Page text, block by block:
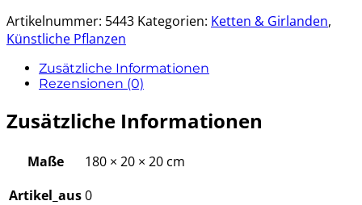
Artikelnummer: 5443 Kategorien: Ketten & Girlanden,
Künstliche Pflanzen
Zusätzliche Informationen
Rezensionen (0)
Zusätzliche Informationen
Maße
180 × 20 × 20 cm
Artikel_aus0